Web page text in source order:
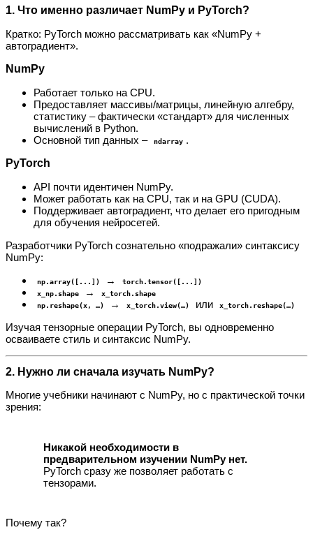
1. Что именно различает NumPy и PyTorch?
Кратко: PyTorch можно рассматривать как «NumPy +
автоградиент».
NumPy
Работает только на CPU.
Предоставляет массивы/матрицы, линейную алгебру,
статистику – фактически «стандарт» для численных
вычислений в Python.
Основной тип данных –
ndarray .
PyTorch
API почти идентичен NumPy.
Может работать как на CPU, так и на GPU (CUDA).
Поддерживает автоградиент, что делает его пригодным
для обучения нейросетей.
Разработчики PyTorch сознательно «подражали» синтаксису
NumPy:
np.array([...]) →
torch.tensor([...])
x_np.shape
→
x_torch.shape
np.reshape(x, …)
→ x_torch.view(…) или x_torch.reshape(…)
Изучая тензорные операции PyTorch, вы одновременно
осваиваете стиль и синтаксис NumPy.
2. Нужно ли сначала изучать NumPy?
Многие учебники начинают с NumPy, но с практической точки
зрения:
Никакой необходимости в
предварительном изучении NumPy нет.
PyTorch сразу же позволяет работать с
тензорами.
Почему так?